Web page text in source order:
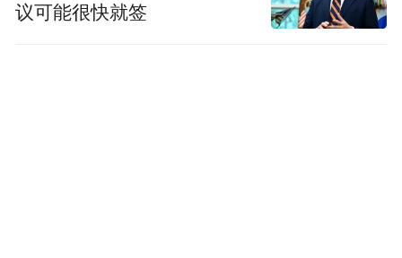
议可能很快就签